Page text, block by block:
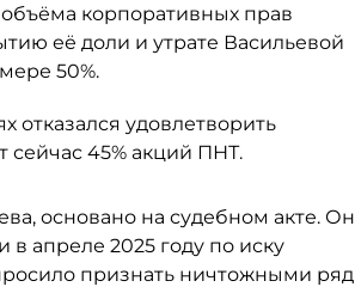
корпоративных прав
её доли и утрате Васильевой
50%.
удовлетворить
сейчас 45% акций ПНТ.
основано на судебном акте. Он
апреле 2025 году по иску
признать ничтожными ряд